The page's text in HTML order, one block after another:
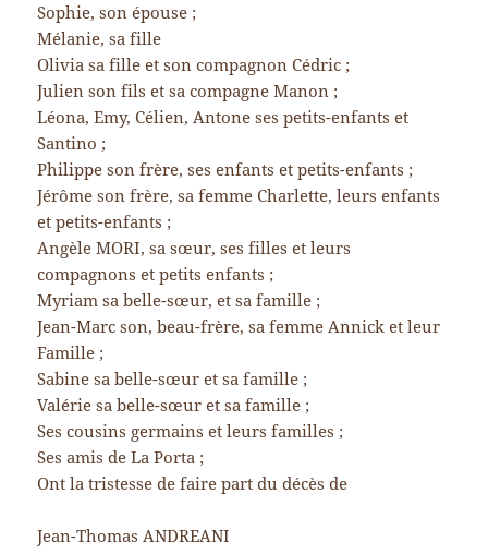
Sophie, son épouse ;
Mélanie, sa fille
Olivia sa fille et son compagnon Cédric ;
Julien son fils et sa compagne Manon ;
Léona, Emy, Célien, Antone ses petits-enfants et
Santino ;
Philippe son frère, ses enfants et petits-enfants ;
Jérôme son frère, sa femme Charlette, leurs enfants
et petits-enfants ;
Angèle MORI, sa sœur, ses filles et leurs
compagnons et petits enfants ;
Myriam sa belle-sœur, et sa famille ;
Jean-Marc son, beau-frère, sa femme Annick et leur
Famille ;
Sabine sa belle-sœur et sa famille ;
Valérie sa belle-sœur et sa famille ;
Ses cousins germains et leurs familles ;
Ses amis de La Porta ;
Ont la tristesse de faire part du décès de
Jean-Thomas ANDREANI